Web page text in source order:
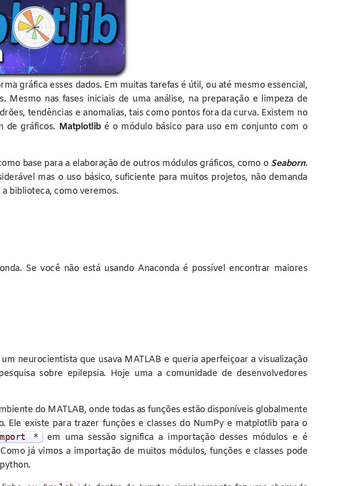
gráfica esses dados. Em muitas tarefas é útil, ou até mesmo essencial,
Mesmo nas fases iniciais de uma análise, na preparação e limpeza de
tendências e anomalias, tais como pontos fora da curva. Existem no
de gráficos. Matplotlibé o módulo básico para uso em conjunto com o
base para a elaboração de outros módulos gráficos, como o Seaborn.
mas o uso básico, suficiente para muitos projetos, não demanda
biblioteca, como veremos.
Se você não está usando Anaconda é possível encontrar maiores
neurocientista que usava MATLAB e queria aperfeiçoar a visualização
sobre epilepsia. Hoje uma a comunidade de desenvolvedores
do MATLAB, onde todas as funções estão disponíveis globalmente
Ele existe para trazer funções e classes do NumPy e matplotlib para o
*
em uma sessão significa a importação desses módulos e é
já vimos a importação de muitos módulos, funções e classes pode